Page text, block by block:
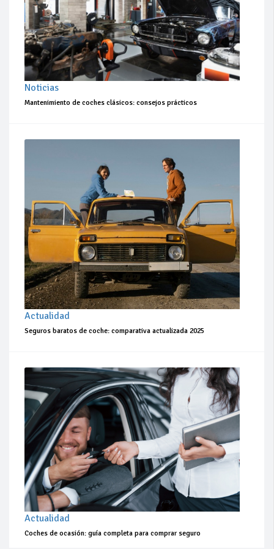
Noticias
Mantenimiento de coches clásicos: consejos prácticos
Actualidad
Seguros baratos de coche: comparativa actualizada 2025
Actualidad
Coches de ocasión: guía completa para comprar seguro